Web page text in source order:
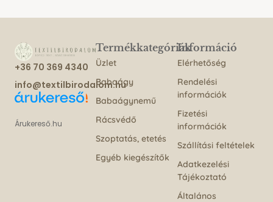
+36 70 369 4340
info@textilbirodalom.hu
Árukereső.hu
Termékkategóriák
Üzlet
Babaágy
Babaágynemű
Rácsvédő
Szoptatás, etetés
Egyéb kiegészítők
Információ
Elérhetőség
Rendelési
információk
Fizetési
információk
Szállítási feltételek
Adatkezelési
Tájékoztató
Általános